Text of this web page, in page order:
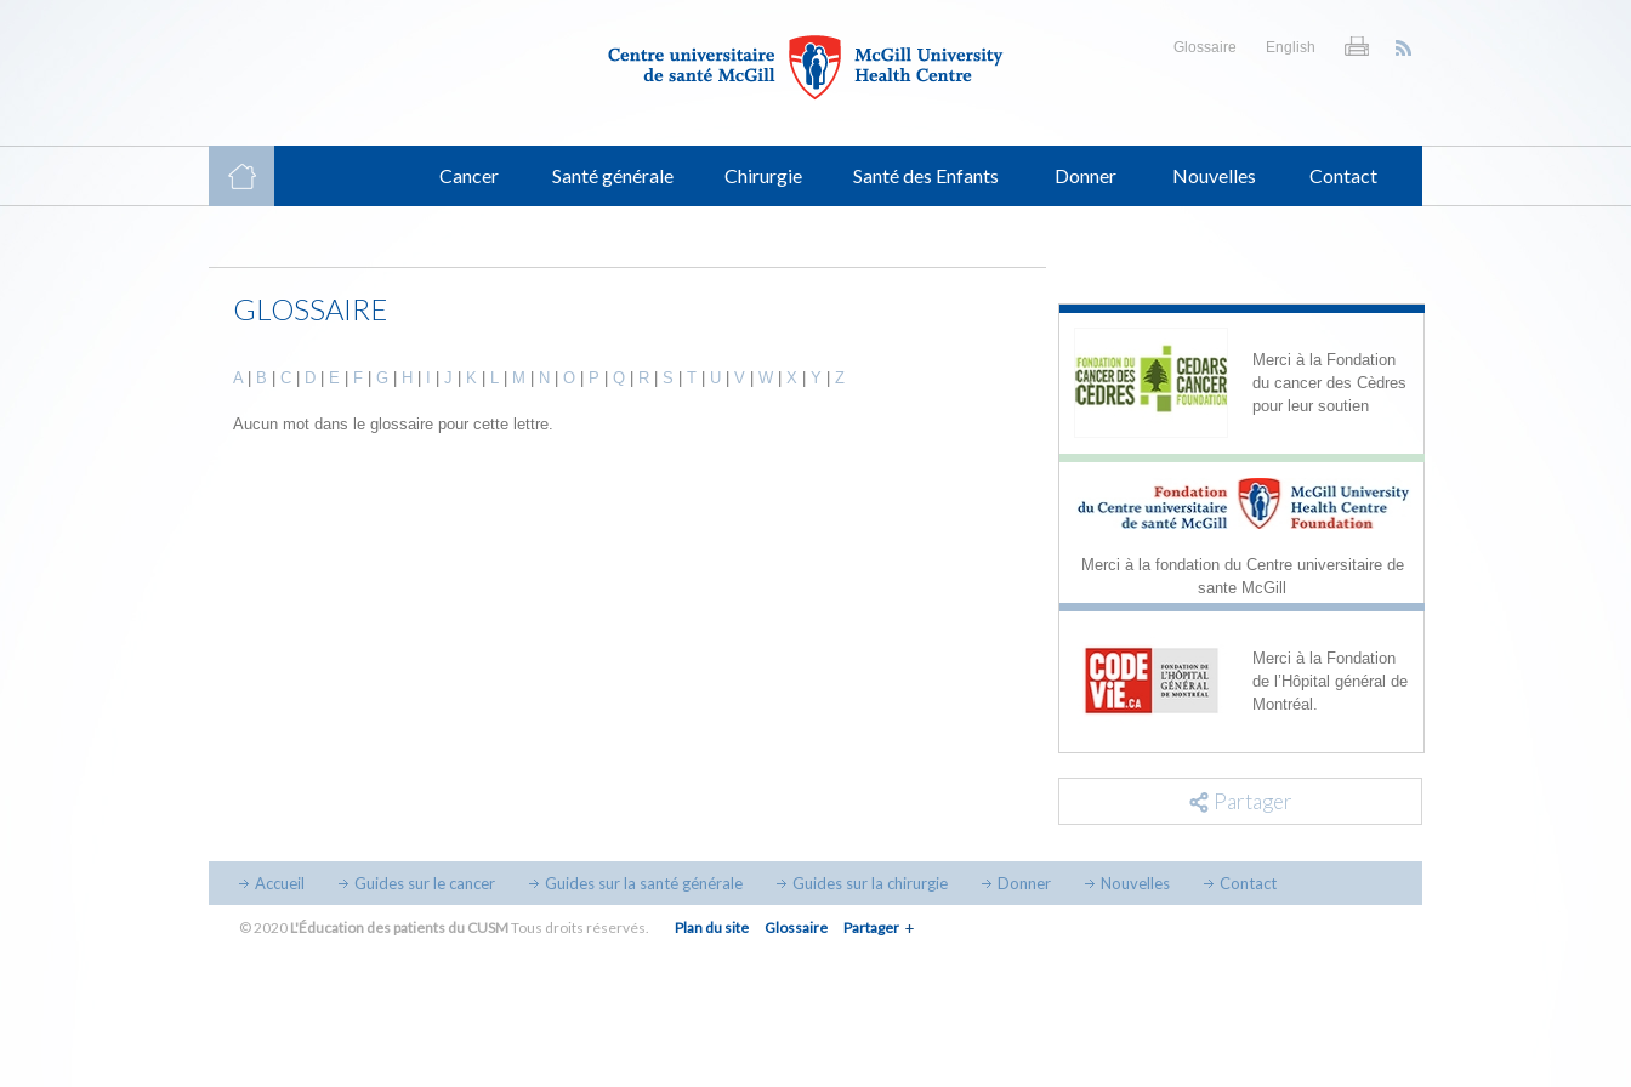
Glossaire English
Cancer Santé générale Chirurgie Santé des Enfants Donner Nouvelles Contact
GLOSSAIRE
A| B C D E F G H J K L M N O P Q R S T U V W X Y Z
Aucun mot dans le glossaire pour cette lettre.
Merci à la Fondation
du cancer des Cèdres
pour leur soutien
Merci à la fondation du Centre universitaire de
sante McGill
Merci à la Fondation
de l’Hôpital général de
Montréal.
Partager
Accueil Guides sur le cancer Guides sur la santé générale Guides sur la chirurgie Donner Nouvelles Contact
© 2020 L'Éducation des patients du CUSMTous droits réservés. Plan du site Glossaire Partager